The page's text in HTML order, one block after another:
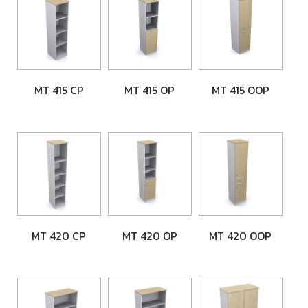
MT 415 CP MT 415 OP MT 415 OOP
MT 420 CP MT 420 OP MT 420 OOP